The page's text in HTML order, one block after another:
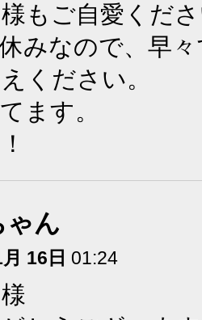
もご自愛くだ
みなので、早
ください。
ます。
ゃん
16日 01:24